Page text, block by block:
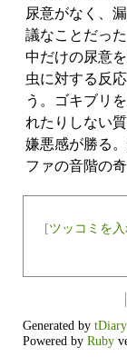
尿意がなく、
議なことだっ
中だけの尿意
虫に対する反
う。ゴキブリ
れたりしない
嫌悪感が勝る
ファの音階の
[ツッコミを
Generated by tDiary
Powered by Ruby